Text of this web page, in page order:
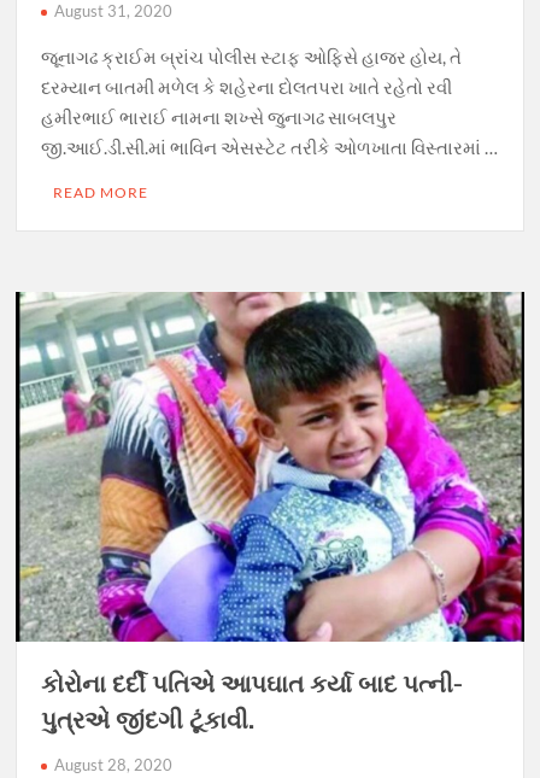
August 31, 2020
જૂનાગઢ ક્રાઈમ બ્રાંચ પોલીસ સ્ટાફ ઓફિસે હાજર હોય, તે
દરમ્યાન બાતમી મળેલ કે શહેરના દોલતપરા ખાતે રહેતો રવી
હમીરભાઈ ભારાઈ નામના શખ્સે જુનાગઢ સાબલપુર
જી.આઈ.ડી.સી.માં ભાવિન એસસ્ટેટ તરીકે ઓળખાતા વિસ્તારમાં …
READ MORE
કોરોના દર્દી પતિએ આપઘાત કર્યા બાદ પત્ની-
પુત્રએ જીંદગી ટૂંકાવી.
August 28, 2020